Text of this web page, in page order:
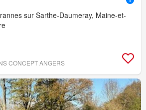
sur Sarthe-Daumeray, Maine-et-
CONCEPT ANGERS